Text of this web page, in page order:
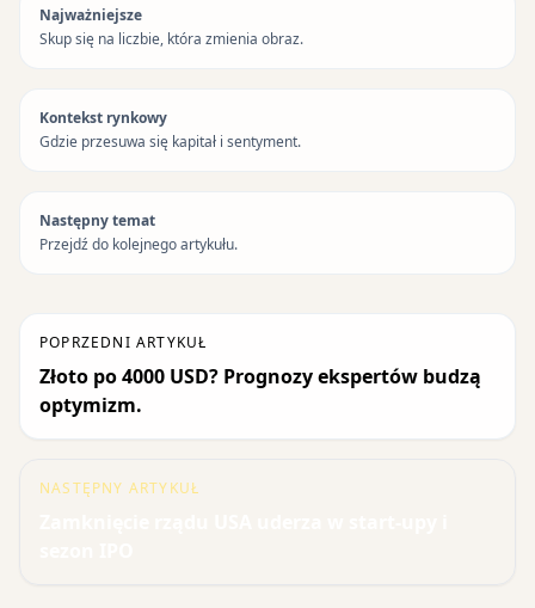
Najważniejsze
Skup się na liczbie, która zmienia obraz.
Kontekst rynkowy
Gdzie przesuwa się kapitał i sentyment.
Następny temat
Przejdź do kolejnego artykułu.
POPRZEDNI ARTYKUŁ
Złoto po 4000 USD? Prognozy ekspertów budzą
optymizm.
NASTĘPNY ARTYKUŁ